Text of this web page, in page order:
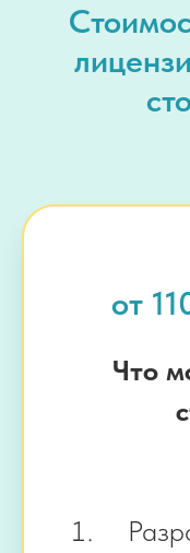
от
Что